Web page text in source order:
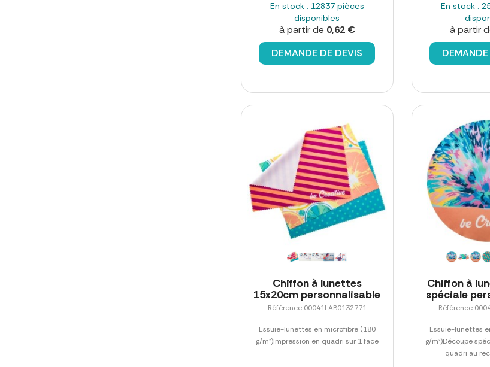
En stock : 12837 pièces
disponibles
à partir de 0,62 €
DEMANDE DE DEVIS
En stock :
à partir
Chiffon à lunettes
15x20cm personnalisable
Référence 00041LAB0132771
Essuie-lunettes en microfibre (180
g/m²)Impression en quadri sur 1 face
Chiffon à
spéciale
Référence
Essuie-lunettes
g/m²)Découpe
quadri au